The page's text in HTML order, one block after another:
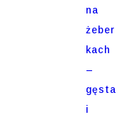
na
żeber
kach
–
gęsta
i